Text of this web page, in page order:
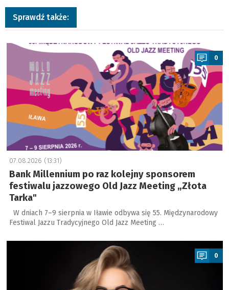
Sprawdź także:
a
0
07.08.2026 (13:31)
Bank Millennium po raz kolejny sponsorem
festiwalu jazzowego Old Jazz Meeting „Złota
Tarka"
W dniach 7–9 sierpnia w Iławie odbywa się 55. Międzynarodowy
Festiwal Jazzu Tradycyjnego Old Jazz Meeting …
a
0